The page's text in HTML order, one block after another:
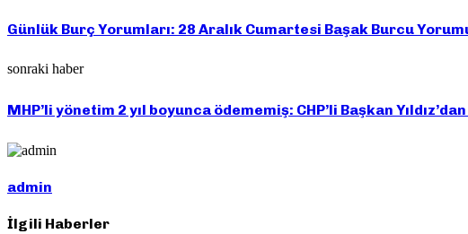
Günlük Burç Yorumları: 28 Aralık Cumartesi Başak Burcu
sonraki haber
MHP’li yönetim 2 yıl boyunca ödememiş: CHP’li Başkan
admin
İlgili Haberler